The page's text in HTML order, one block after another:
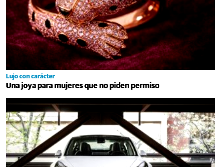
Lujo con carácter
Una joya para mujeres que no piden permiso